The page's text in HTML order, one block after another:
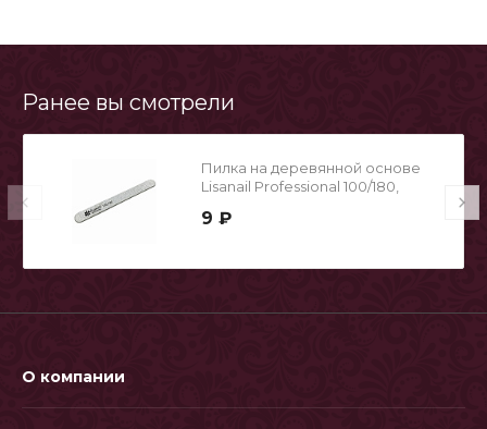
Ранее вы смотрели
Пилка на деревянной основе
Lisanail Professional 100/180,
9 ₽
О компании